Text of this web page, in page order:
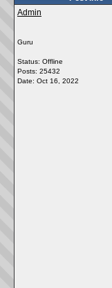
Admin
Guru
Status: Offline
Posts: 25432
Date: Oct 16, 2022